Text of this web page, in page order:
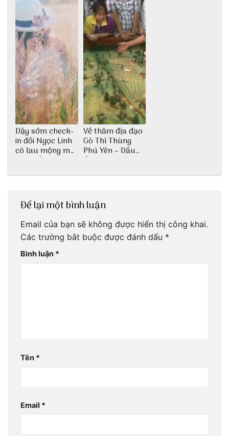
Dậy sớm check-
in đồi Ngọc Linh
cỏ lau mộng mơ
tại Huế nè bạn
Về thăm địa đạo
Gò Thì Thùng
Phú Yên – Dấu
ấn lịch sử còn
Để lại một bình luận
Email của bạn sẽ không được hiển thị công khai.
Các trường bắt buộc được đánh dấu *
Bình luận *
Tên *
Email *